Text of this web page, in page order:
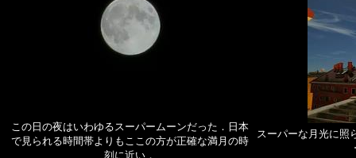
この日の夜はいわゆるスーパームーンだった．日本
で見られる時間帯よりもここの方が正確な満月の時
刻に近い．
スーパーな月光に照